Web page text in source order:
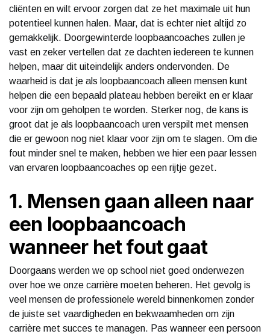
cliënten en wilt ervoor zorgen dat ze het maximale uit hun
potentieel kunnen halen. Maar, dat is echter niet altijd zo
gemakkelijk. Doorgewinterde loopbaancoaches zullen je
vast en zeker vertellen dat ze dachten iedereen te kunnen
helpen, maar dit uiteindelijk anders ondervonden. De
waarheid is dat je als loopbaancoach alleen mensen kunt
helpen die een bepaald plateau hebben bereikt en er klaar
voor zijn om geholpen te worden. Sterker nog, de kans is
groot dat je als loopbaancoach uren verspilt met mensen
die er gewoon nog niet klaar voor zijn om te slagen. Om die
fout minder snel te maken, hebben we hier een paar lessen
van ervaren loopbaancoaches op een rijtje gezet.
1. Mensen gaan alleen naar
een loopbaancoach
wanneer het fout gaat
Doorgaans werden we op school niet goed onderwezen
over hoe we onze carrière moeten beheren. Het gevolg is
veel mensen de professionele wereld binnenkomen zonder
de juiste set vaardigheden en bekwaamheden om zijn
carrière met succes te managen. Pas wanneer een persoon